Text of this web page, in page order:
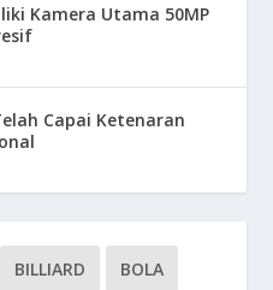
Kamera Utama 50MP
Capai Ketenaran
BILLIARD BOLA